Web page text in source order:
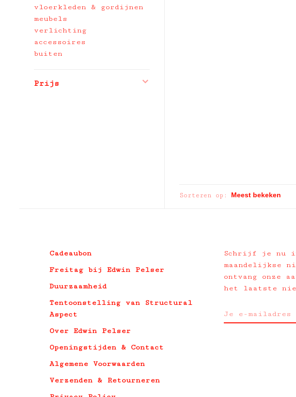
vloerkleden & gordijnen
meubels
verlichting
accessoires
buiten
Prijs
Sorteren op:
Cadeaubon
Freitag bij Edwin Pelser
Duurzaamheid
Tentoonstelling van Structural
Aspect
Over Edwin Pelser
Openingstijden & Contact
Algemene Voorwaarden
Verzenden & Retourneren
Schrijf je nu
maandelijkse
ontvang onze
het laatste